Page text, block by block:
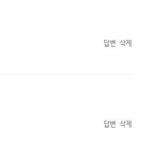
답변 삭제
답변 삭제